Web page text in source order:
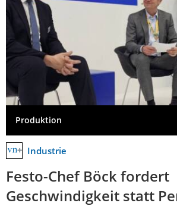
Produktion
Industrie
Festo-Chef Böck fordert
Geschwindigkeit statt